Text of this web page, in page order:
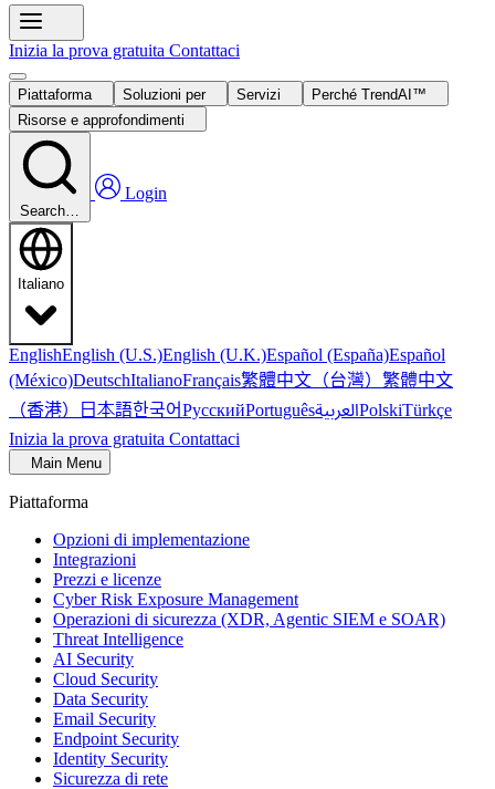
Inizia la prova gratuita Contattaci
Piattaforma Soluzioni per Servizi
Perché TrendAI™
Risorse e approfondimenti
Search…
Login
Italiano
EnglishEnglish (U.S.)English (U.K.)Español (España)Español
(México)DeutschItalianoFrançais繁體中文（台灣） 繁體中文
（香港） 日本語한국어РусскийPortuguêsالعربيةPolskiTürkçe
Inizia la prova gratuita Contattaci
Main Menu
Piattaforma
Opzioni di implementazione
Integrazioni
Prezzi e licenze
Cyber Risk Exposure Management
Operazioni di sicurezza (XDR, Agentic SIEM e SOAR)
Threat Intelligence
AI Security
Cloud Security
Data Security
Email Security
Endpoint Security
Identity Security
Sicurezza di rete